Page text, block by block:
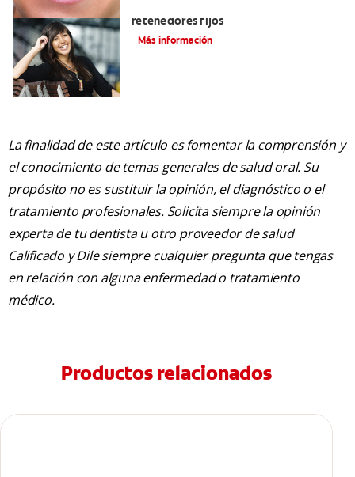
retenedores fijos
Más información
La finalidad de este artículo es fomentar la comprensión y
el conocimiento de temas generales de salud oral. Su
propósito no es sustituir la opinión, el diagnóstico o el
tratamiento profesionales. Solicita siempre la opinión
experta de tu dentista u otro proveedor de salud
Calificado y Dile siempre cualquier pregunta que tengas
en relación con alguna enfermedad o tratamiento
médico.
Productos relacionados